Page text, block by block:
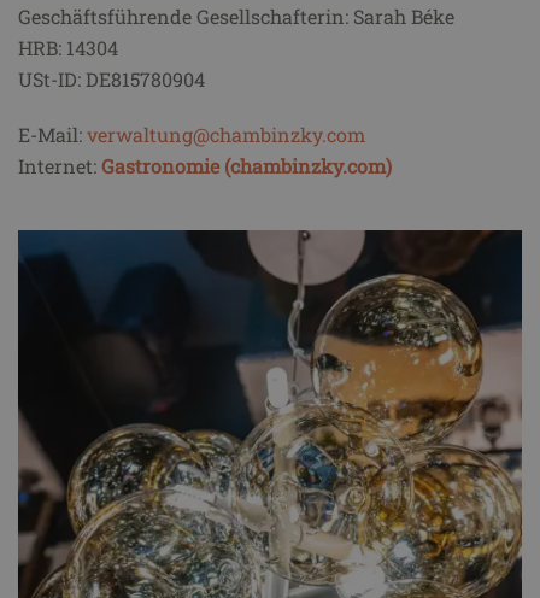
Geschäftsführende Gesellschafterin: Sarah Béke
HRB: 14304
USt-ID: DE815780904
E-Mail:verwaltung@chambinzky.com
Internet:Gastronomie (chambinzky.com)